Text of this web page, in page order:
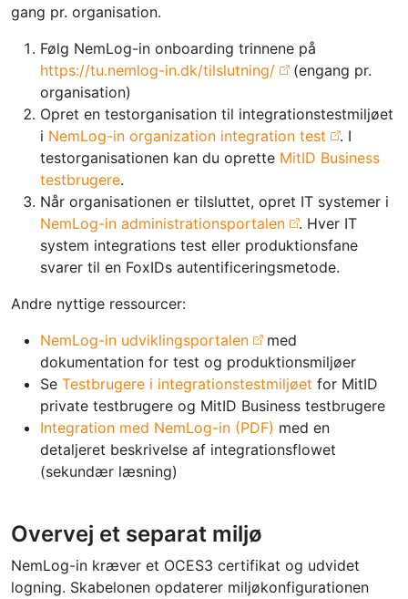
gang pr. organisation.
Følg NemLog-in onboarding trinnene på
https://tu.nemlog-in.dk/tilslutning/
(engang pr.
organisation)
Opret en testorganisation til integrationstestmiljøet
i NemLog-in organization integration test
. I
testorganisationen kan du oprette MitID Business
testbrugere.
Når organisationen er tilsluttet, opret IT systemer i
NemLog-in administrationsportalen
. Hver IT
system integrations test eller produktionsfane
svarer til en FoxIDs autentificeringsmetode.
Andre nyttige ressourcer:
NemLog-in udviklingsportalen
med
dokumentation for test og produktionsmiljøer
Se Testbrugere i integrationstestmiljøet for MitID
private testbrugere og MitID Business testbrugere
Integration med NemLog-in (PDF) med en
detaljeret beskrivelse af integrationsflowet
(sekundær læsning)
Overvej et separat miljø
NemLog-in kræver et OCES3 certifikat og udvidet
logning. Skabelonen opdaterer miljøkonfigurationen